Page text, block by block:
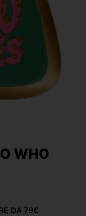
WHO
DA 79€